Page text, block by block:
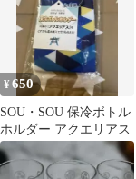
¥650
SOU・SOU 保冷ボトル
ホルダー アクエリアス